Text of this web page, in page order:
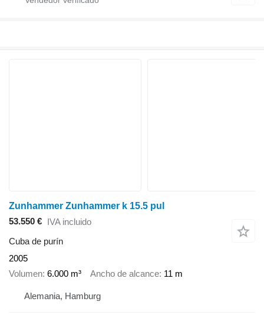
Zunhammer Zunhammer k 15.5 pul
53.550 € IVA incluido
Cuba de purín
2005
Volumen 6.000 m³ Ancho de alcance 11 m
Alemania, Hamburg